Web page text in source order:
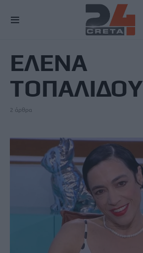
ΕΛΕΝΑ
ΤΟΠΑΛΙΔΟΥ
2 άρθρα